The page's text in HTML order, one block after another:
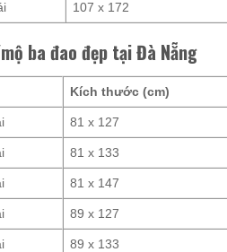
107 x 172
ba đao đẹp tại Đà Nẵng
Kích thước (cm)
81 x 127
81 x 133
81 x 147
89 x 127
89 x 133